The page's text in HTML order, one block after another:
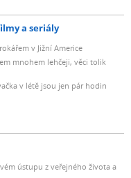
a seriály
v Jižní Americe
mnohem lehčeji, věci tolik
v létě jsou jen pár hodin
ústupu z veřejného života a